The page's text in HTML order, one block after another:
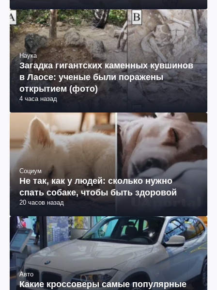
Наука
Загадка гигантских каменных кувшинов
в Лаосе: ученые были поражены
открытием (фото)
4 часа назад
Социум
Не так, как у людей: сколько нужно
спать собаке, чтобы быть здоровой
20 часов назад
Авто
Какие кроссоверы самые популярные